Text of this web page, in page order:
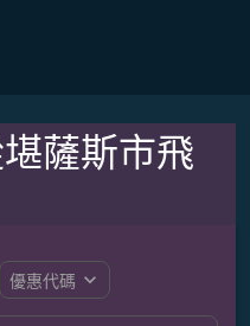
薩斯市飛
優惠代碼 expand_more